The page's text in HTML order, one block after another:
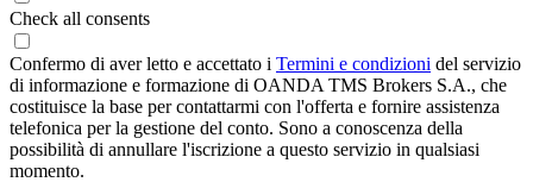
Check all consents
Confermo di aver letto e accettato i Termini e condizioni del servizio
di informazione e formazione di OANDA TMS Brokers S.A., che
costituisce la base per contattarmi con l'offerta e fornire assistenza
telefonica per la gestione del conto. Sono a conoscenza della
possibilità di annullare l'iscrizione a questo servizio in qualsiasi
momento.